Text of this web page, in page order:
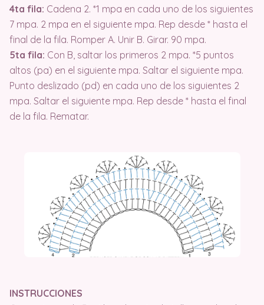
4ta fila: Cadena 2. *1 mpa en cada uno de los siguientes
7 mpa. 2 mpa en el siguiente mpa. Rep desde * hasta el
final de la fila. Romper A. Unir B. Girar. 90 mpa.
5ta fila: Con B, saltar los primeros 2 mpa. *5 puntos
altos (pa) en el siguiente mpa. Saltar el siguiente mpa.
Punto deslizado (pd) en cada uno de los siguientes 2
mpa. Saltar el siguiente mpa. Rep desde * hasta el final
de la fila. Rematar.
INSTRUCCIONES